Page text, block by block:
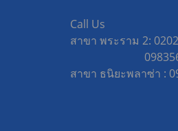
Call Us
สาขา พระราม 2:
สาขา ธนิยะพลาซ่า :